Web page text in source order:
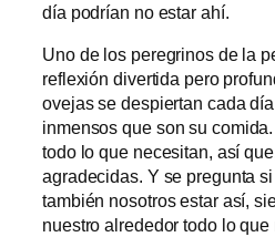
día podrían no estar ahí.
Uno de los peregrinos de la
reflexión divertida pero
ovejas se despiertan cada
inmensos que son su
todo lo que necesitan, así
agradecidas. Y se pregunta
también nosotros estar así,
nuestro alrededor todo lo